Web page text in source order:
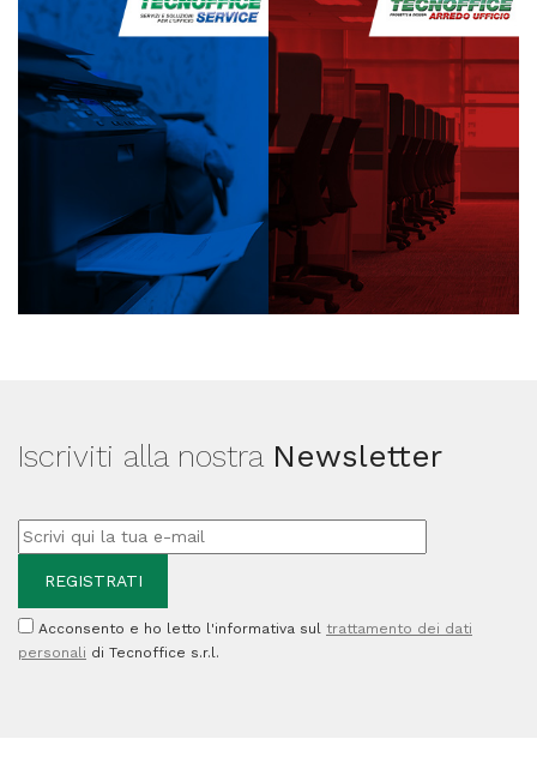
Iscriviti alla nostra Newsletter
Acconsento e ho letto l'informativa sul trattamento dei dati
personali di Tecnoffice s.r.l.